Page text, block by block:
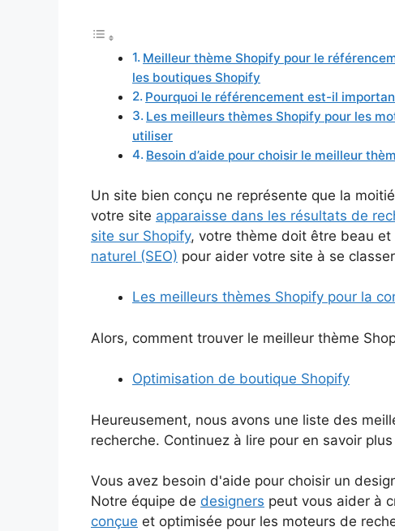
Meilleur thème Shopify pour le
les boutiques Shopify
Pourquoi le référencement est-il
Les meilleurs thèmes Shopify pour les
utiliser
Besoin d’aide pour choisir le meilleur
Un site bien conçu ne représente que la
votre site apparaisse dans les résultats de
site sur Shopify, votre thème doit être beau
naturel (SEO) pour aider votre site à se
Les meilleurs thèmes Shopify pour la
Alors, comment trouver le meilleur thème
Optimisation de boutique Shopify
Heureusement, nous avons une liste des
recherche. Continuez à lire pour en savoir
Vous avez besoin d'aide pour choisir un
Notre équipe de designers peut vous aider à
conçue et optimisée pour les moteurs de